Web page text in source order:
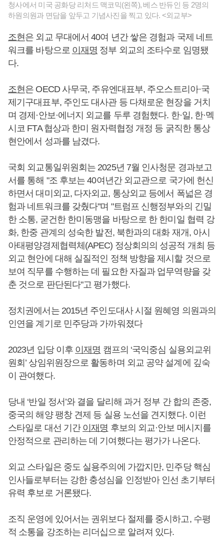
청사에서 미국 공화당 리처드 맥코믹(왼쪽), 베스 반듀인 등 2명의
하원의원과 면담을 앞두고 기념사진을 찍고 있다. <외교부>
조현은 외교 무대에서 40여 년간 쌓은 경험과 국제 네트
워크를 바탕으로 이재명 정부 외교의 조타수로 임명됐
다.
조현은 OECD 사무국, 주유엔대표부, 주오스트리아·국
제기구대표부, 주인도 대사관 등 다채로운 현장을 거치
며 경제·안보·에너지 외교를 두루 경험했다. 한·일, 한·멕
시코 FTA 협상과 한미 원자력협정 개정 등 굵직한 통상
현안에서 성과를 남겼다.
국회 외교통일위원회는 2025년 7월 인사청문 경과보고
서를 통해 "조 후보는 40여년간 외교관으로 국가에 헌신
하면서 대미외교, 다자외교, 통상외교 등에서 폭넓은 경
험과 네트워크를 갖췄다"며 "트럼프 신행정부와의 긴밀
한 소통, 굳건한 한미동맹을 바탕으로 한 한미일 협력 강
화, 한중 관계의 성숙한 발전, 북한과의 대화 재개, 아시
아태평양경제협력체(APEC) 정상회의의 성공적 개최 등
외교 현안에 대해 실질적인 정책 방향을 제시할 것으로
보여 직무를 수행하는 데 필요한 자질과 업무역량을 갖
춘 것으로 판단된다"고 평가했다.
정치권에서는 2015년 주인도대사 시절 원혜영 의원과의
인연을 계기로 민주당과 가까워졌다
2023년 입당 이후 이재명 캠프의 ‘국익중심 실용외교위
원회’ 상임위원장으로 활동하며 외교 공약 설계에 깊숙
이 관여했다.
당내 ‘반일 정서’와 결을 달리해 과거 정부 간 합의 존중,
중국의 해양 팽창 견제 등 실용 노선을 견지했다. 이런
스타일로 대선 기간 이재명 후보의 외교·안보 메시지를
안정적으로 관리하는 데 기여했다는 평가가 나온다.
외교 스타일은 중도 실용주의에 가깝지만, 민주당 핵심
인사들로부터는 강한 충성심을 인정받아 인선 초기부터
유력 후보로 거론됐다.
조직 운영에 있어서는 권위보다 절제를 중시하고, 수평
적 소통을 강조하는 리더십으로 알려져 있다.